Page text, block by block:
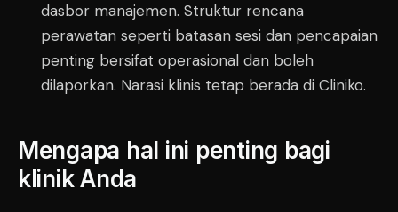
dasbor manajemen. Struktur rencana
perawatan seperti batasan sesi dan pencapaian
penting bersifat operasional dan boleh
dilaporkan. Narasi klinis tetap berada di Cliniko.
Mengapa hal ini penting bagi
klinik Anda